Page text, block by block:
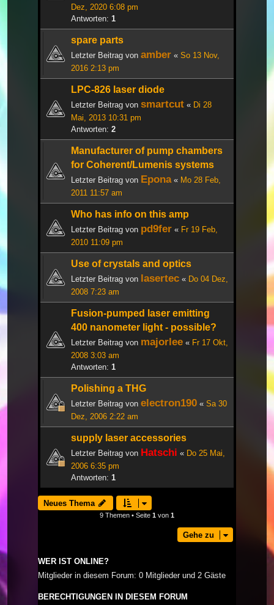
Dez, 2020 6:08 pm
Antworten: 1
spare parts
Letzter Beitrag von amber « So 13 Nov,
2016 2:13 pm
LPC-826 laser diode
Letzter Beitrag von smartcut « Di 28
Mai, 2013 10:31 pm
Antworten: 2
Manufacturer of pump chambers
for Coherent/Lumenis systems
Letzter Beitrag von Epona« Mo 28 Feb,
2011 11:57 am
Who has info on this amp
Letzter Beitrag von pd9fer « Fr 19 Feb,
2010 11:09 pm
Use of crystals and optics
Letzter Beitrag von lasertec « Do 04 Dez,
2008 7:23 am
Fusion-pumped laser emitting
400 nanometer light - possible?
Letzter Beitrag von majorlee « Fr 17 Okt,
2008 3:03 am
Antworten: 1
Polishing a THG
Letzter Beitrag von electron190 « Sa 30
Dez, 2006 2:22 am
supply laser accessories
Letzter Beitrag von Hatschi « Do 25 Mai,
2006 6:35 pm
Antworten: 1
Neues Thema
9 Themen • Seite 1 von 1
Gehe zu
WER IST ONLINE?
Mitglieder in diesem Forum: 0 Mitglieder und 2 Gäste
BERECHTIGUNGEN IN DIESEM FORUM